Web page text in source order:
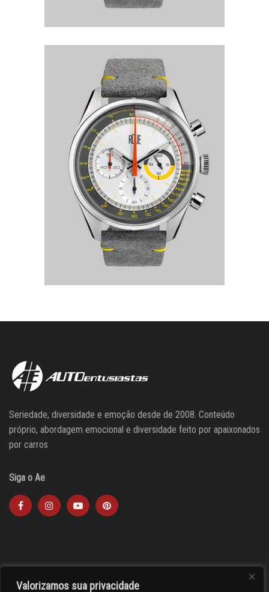
Valorizamos sua privacidade
Seriedade, diversidade e emoção desde de 2008. Conteúdo
próprio, abordagem emocional e diversidade feito por apaixonados
por carros
Siga o Ae